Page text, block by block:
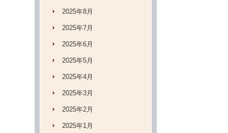
2025年8月
2025年7月
2025年6月
2025年5月
2025年4月
2025年3月
2025年2月
2025年1月